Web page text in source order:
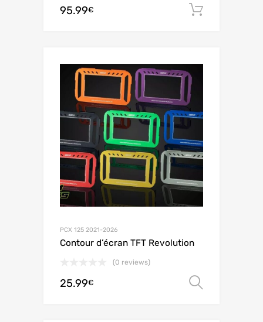
95.99€
PCX 125 2021-2026
Contour d’écran TFT Revolution
(0 reviews)
25.99€